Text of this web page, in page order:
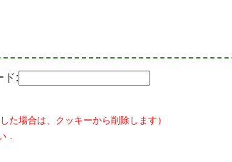
ド:
た場合は、クッキーから削除します）
．